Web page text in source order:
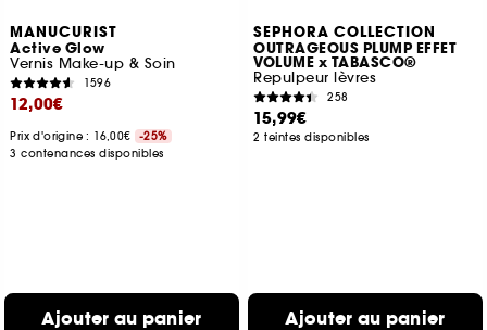
MANUCURIST
Active Glow
Vernis Make-up & Soin
1596
12,00€
Prix d'origine : 16,00€
-25%
3 contenances disponibles
Ajouter au panier
SEPHORA COLLECTION
OUTRAGEOUS PLUMP EFFET
VOLUME x TABASCO®
Repulpeur lèvres
258
15,99€
2 teintes disponibles
Ajouter au panier